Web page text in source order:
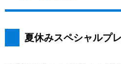
夏休みスペシャルプ